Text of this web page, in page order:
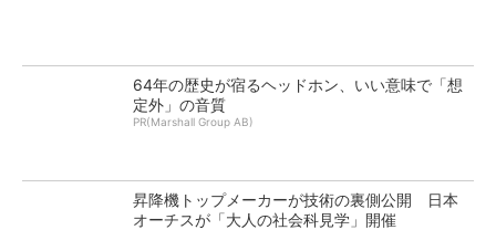
64年の歴史が宿るヘッドホン、いい意味で「想
定外」の音質
PR(Marshall Group AB)
昇降機トップメーカーが技術の裏側公開 日本
オーチスが「大人の社会科見学」開催